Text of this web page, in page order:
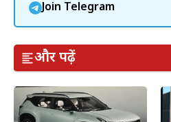
Join Telegram
और पढ़ें